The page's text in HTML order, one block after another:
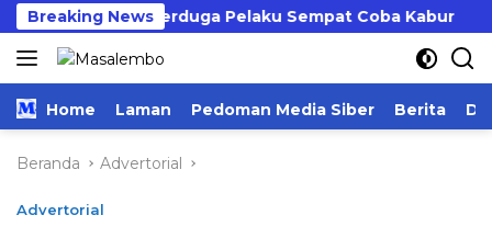
Langsung
ke
konten
Breaking News
Curanmor, Terduga Pelaku Sempat Coba Kabur
Home Laman Pedoman Media Siber Berita
Beranda Advertorial
Advertorial